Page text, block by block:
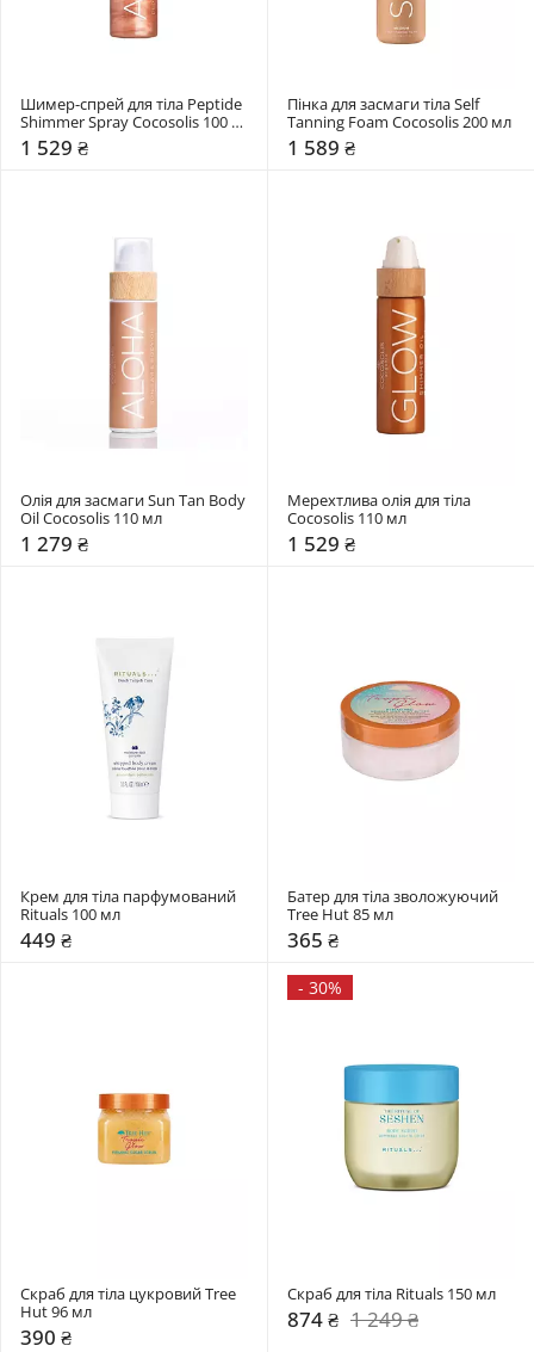
Шимер-спрей для тіла Peptide
Shimmer Spray Cocosolis 100
мл
1 529 ₴
Пінка для засмаги тіла Self
1 589 ₴
Олія для засмаги Sun Tan Body
1 279 ₴
Мерехтлива олія для тіла
1 529 ₴
Крем для тіла парфумований
449 ₴
Батер для тіла зволожуючий
365 ₴
Скраб для тіла цукровий Tree
Hut 96 мл
390 ₴
- 30%
Скраб для тіла Rituals 150 мл
874 ₴ 1 249 ₴